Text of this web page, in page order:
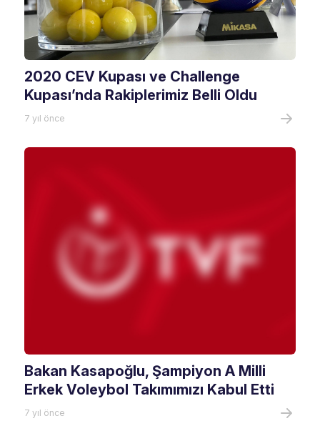
2020 CEV Kupası ve Challenge
Kupası’nda Rakiplerimiz Belli Oldu
7 yıl önce
Bakan Kasapoğlu, Şampiyon A Milli
Erkek Voleybol Takımımızı Kabul Etti
7 yıl önce